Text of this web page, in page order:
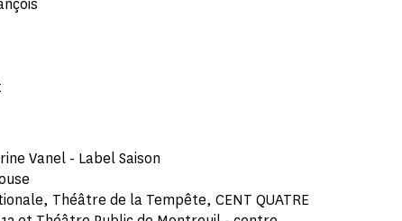
Vanel - Label Saison
Théâtre de la Tempête, CENT QUATRE